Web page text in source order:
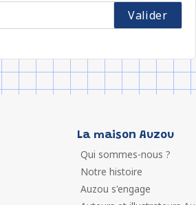
La maison Auzou
Qui sommes-nous ?
Notre histoire
Auzou s'engage